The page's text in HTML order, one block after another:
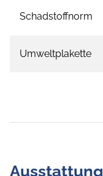
Schadstoffnorm
Umweltplakette
Ausstattung